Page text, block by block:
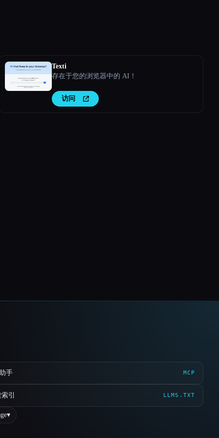
Texti
存在于您的浏览器中的 AI！
访问
手 MCP
引 LLMS.TXT
▾